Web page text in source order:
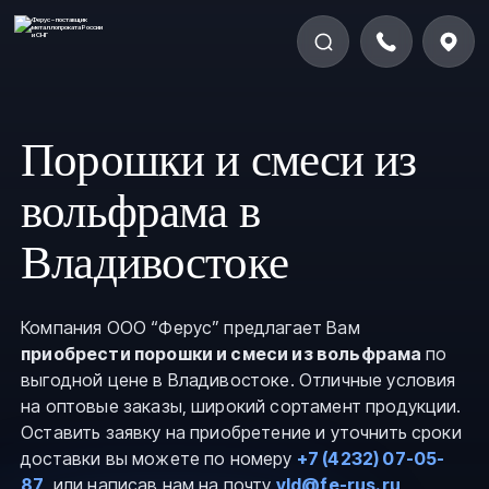
Порошки и смеси из
вольфрама в
Владивостоке
Компания ООО “Ферус” предлагает Вам
приобрести порошки и смеси из вольфрама по
выгодной цене в Владивостоке. Отличные условия
на оптовые заказы, широкий сортамент продукции.
Оставить заявку на приобретение и уточнить сроки
доставки вы можете по номеру +7 (4232) 07-05-